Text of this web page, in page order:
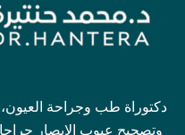
دكتوراة طب وجراحة
وتصحيح عيوب الإبصار